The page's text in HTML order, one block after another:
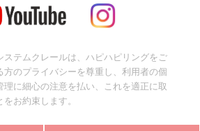
ステムクレールは、ハピハピリングをご
方のプライバシーを尊重し、利用者の個
理に細心の注意を払い、これを適正に取
をお約束します。